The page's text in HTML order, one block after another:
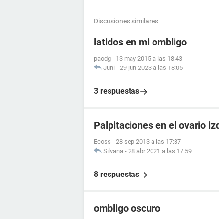
Discusiones similares
latidos en mi ombligo
paodg - 13 may 2015 a las 18:43
Juni - 29 jun 2023 a las 18:05
3 respuestas
Palpitaciones en el ovario
Ecoss - 28 sep 2013 a las 17:37
Silvana - 28 abr 2021 a las 17:59
8 respuestas
ombligo oscuro